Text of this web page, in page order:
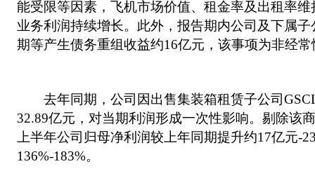
能受限等因素，飞机市场价值、租金率及出租率
业务利润持续增长。此外，报告期内公司及下属
期等产生债务重组收益约16亿元，该事项为非经
去年同期，公司因出售集装箱租赁子公司
32.89亿元，对当期利润形成一次性影响。剔除该
上半年公司归母净利润较上年同期提升约17亿元-
136%-183%。